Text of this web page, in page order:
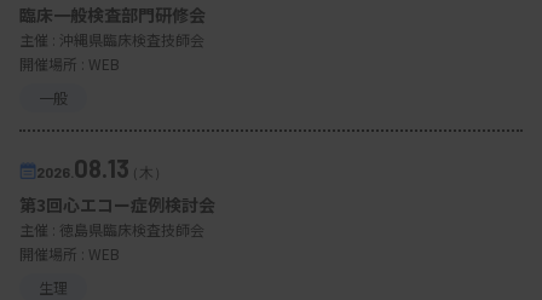
臨床一般検査部門研修会
主催 : 沖縄県臨床検査技師会
開催場所 : WEB
一般
2026. 08.13（木）
第3回心エコー症例検討会
主催 : 徳島県臨床検査技師会
開催場所 : WEB
生理